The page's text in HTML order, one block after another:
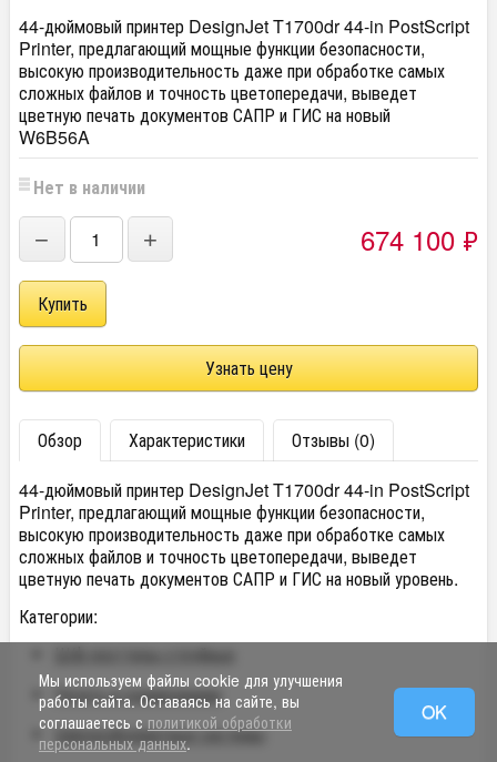
44-дюймовый принтер DesignJet T1700dr 44-in PostScript
Printer, предлагающий мощные функции безопасности,
высокую производительность даже при обработке самых
сложных файлов и точность цветопередачи, выведет
цветную печать документов САПР и ГИС на новый
W6B56A
Нет в наличии
− + 674 100 ₽
Узнать цену
Обзор Характеристики
Отзывы (0)
44-дюймовый принтер DesignJet T1700dr 44-in PostScript
Printer, предлагающий мощные функции безопасности,
высокую производительность даже при обработке самых
сложных файлов и точность цветопередачи, выведет
цветную печать документов САПР и ГИС на новый уровень.
Категории:
Ш/ф плоттеры струйные
Печать и сканирование
Широкоформатные системы
Мы используем файлы cookie для улучшения
работы сайта. Оставаясь на сайте, вы
соглашаетесь с политикой обработки
персональных данных.
OK